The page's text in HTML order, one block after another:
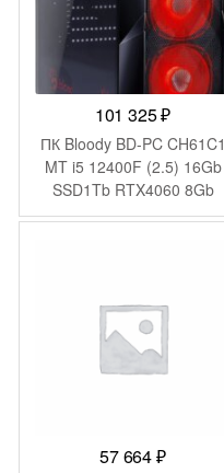
101 325₽
ПК Bloody BD-PC CH61C1
MT i5 12400F (2.5) 16Gb
SSD1Tb RTX4060 8Gb
Windows 11 Home 64
57 664₽